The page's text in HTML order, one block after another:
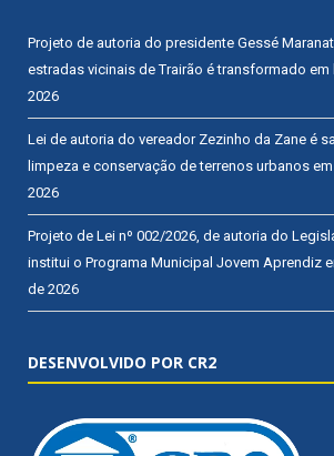
Projeto de autoria do presidente Gessé
estradas vicinais de Trairão é transformado em
2026
Lei de autoria do vereador Zezinho da Zane é
limpeza e conservação de terrenos urbanos
2026
Projeto de Lei nº 002/2026, de autoria do
institui o Programa Municipal Jovem Aprendiz
de 2026
DESENVOLVIDO POR CR2